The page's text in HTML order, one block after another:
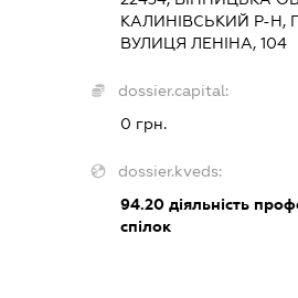
КАЛИНІВСЬКИЙ Р-Н,
ВУЛИЦЯ ЛЕНІНА, 104
dossier.capital:
0 грн.
dossier.kveds:
94.20 діяльність
спілок